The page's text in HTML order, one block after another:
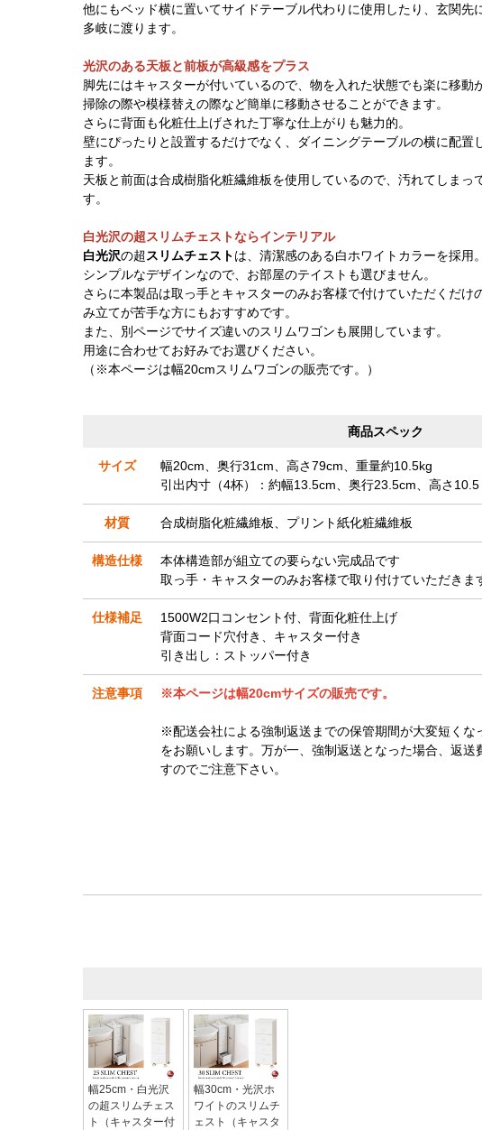
他にもベッド横に置いてサイドテーブル代わりに使用したり、玄関先
多岐に渡ります。
光沢のある天板と前板が高級感をプラス
脚先にはキャスターが付いているので、物を入れた状態でも楽に移動
掃除の際や模様替えの際など簡単に移動させることができます。
さらに背面も化粧仕上げされた丁寧な仕上がりも魅力的。
壁にぴったりと設置するだけでなく、ダイニングテーブルの横に配置
ます。
天板と前面は合成樹脂化粧繊維板を使用しているので、汚れてしまっ
す。
白光沢の超スリムチェストならインテリアル
白光沢の超スリムチェストは、清潔感のある白ホワイトカラーを採用。
シンプルなデザインなので、お部屋のテイストも選びません。
さらに本製品は取っ手とキャスターのみお客様で付けていただくだけ
み立てが苦手な方にもおすすめです。
また、別ページでサイズ違いのスリムワゴンも展開しています。
用途に合わせてお好みでお選びください。
（※本ページは幅20cmスリムワゴンの販売です。）
商品スペック
サイズ
幅20cm、奥行31cm、高さ79cm、重量約10.5kg
引出内寸（4杯）：約幅13.5cm、奥行23.5cm、高さ
材質 合成樹脂化粧繊維板、プリント紙化粧繊維板
構造仕様
本体構造部が組立ての要らない完成品です
取っ手・キャスターのみお客様で取り付けていただきま
仕様補足
1500W2口コンセント付、背面化粧仕上げ
背面コード穴付き、キャスター付き
引き出し：ストッパー付き
注意事項 ※本ページは幅20cmサイズの販売です。
※配送会社による強制返送までの保管期間が大変短くな
をお願いします。万が一、強制返送となった場合、返送
すのでご注意下さい。
幅25cm・白光沢
の超スリムチェス
ト（キャスター付
幅30cm・光沢ホ
ワイトのスリムチ
ェスト（キャスタ